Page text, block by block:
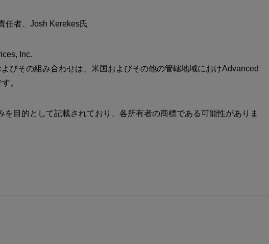
任者、Josh Kerekes氏
Inc.
びその組み合わせは、米国およびその他の管轄地域におけAdvanced
。
を目的として記載されており、各所有者の商標である可能性がありま